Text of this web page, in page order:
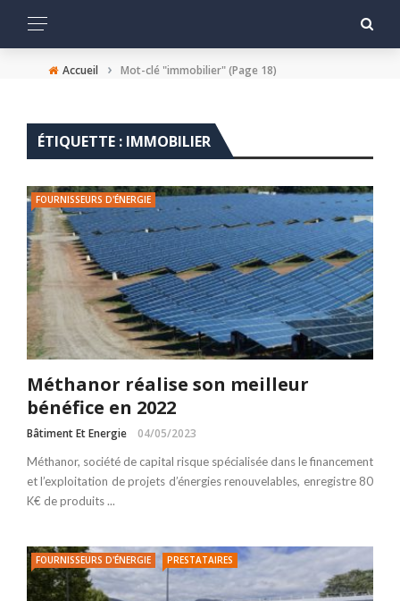
Accueil › Mot-clé "immobilier"(Page 18)
ÉTIQUETTE : IMMOBILIER
FOURNISSEURS D'ÉNERGIE
Méthanor réalise son meilleur
bénéfice en 2022
Bâtiment Et Energie 04/05/2023
Méthanor, société de capital risque spécialisée dans le financement
et l’exploitation de projets d’énergies renouvelables, enregistre 80
K€ de produits ...
FOURNISSEURS D'ÉNERGIE PRESTATAIRES